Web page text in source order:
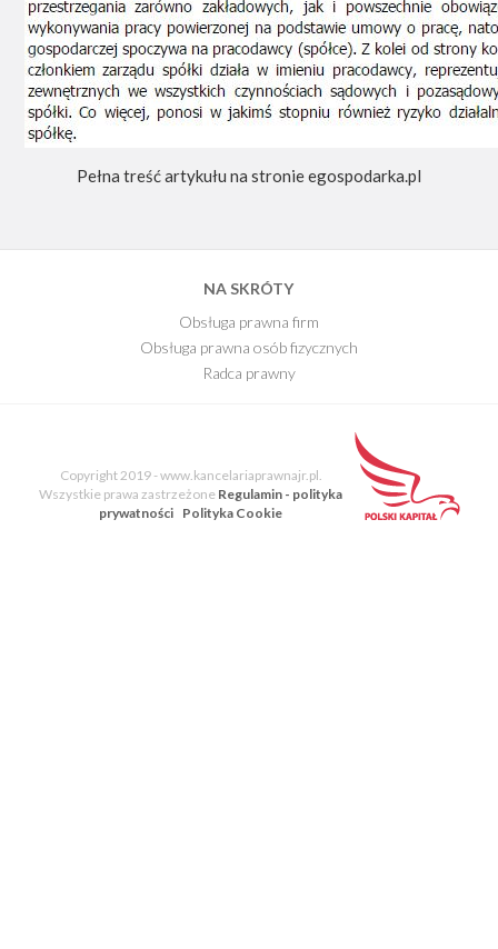
Pełna treść artykułu na stronie egospodarka.pl
NA SKRÓTY
Obsługa prawna firm
Obsługa prawna osób fizycznych
Radca prawny
Copyright 2019 - www.kancelariaprawnajr.pl.
Wszystkie prawa zastrzeżone Regulamin - polityka
prywatności Polityka Cookie